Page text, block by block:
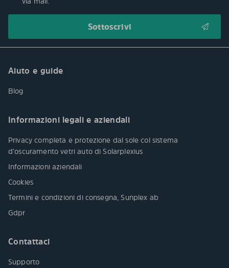
Aiuto e guide
Blog
Informazioni legali e aziendali
Privacy completa e protezione dal sole col sistema
d’oscuramento vetri auto di Solarplexius
Informazioni aziendali
Cookies
Termini e condizioni di consegna, Sunplex ab
Gdpr
Contattaci
Supporto